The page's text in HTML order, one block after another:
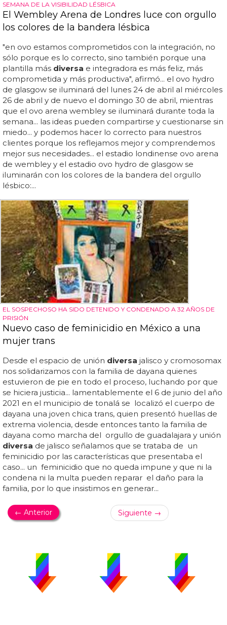
SEMANA DE LA VISIBILIDAD LÉSBICA
El Wembley Arena de Londres luce con orgullo
los colores de la bandera lésbica
"en ovo estamos comprometidos con la integración, no
sólo porque es lo correcto, sino también porque una
plantilla más diversa e integradora es más feliz, más
comprometida y más productiva", afirmó... el ovo hydro
de glasgow se iluminará del lunes 24 de abril al miércoles
26 de abril y de nuevo el domingo 30 de abril, mientras
que el ovo arena wembley se iluminará durante toda la
semana... las ideas pueden compartirse y cuestionarse sin
miedo... y podemos hacer lo correcto para nuestros
clientes porque los reflejamos mejor y comprendemos
mejor sus necesidades... el estadio londinense ovo arena
de wembley y el estadio ovo hydro de glasgow se
iluminarán con los colores de la bandera del orgullo
lésbico:...
EL SOSPECHOSO HA SIDO DETENIDO Y CONDENADO A 32 AÑOS DE
PRISIÓN
Nuevo caso de feminicidio en México a una
mujer trans
Desde el espacio de unión diversa jalisco y cromosomax
nos solidarizamos con la familia de dayana quienes
estuvieron de pie en todo el proceso, luchando por que
se hiciera justicia... lamentablemente el 6 de junio del año
2021 en el municipio de tonalá se localizó el cuerpo de
dayana una joven chica trans, quien presentó huellas de
extrema violencia, desde entonces tanto la familia de
dayana como marcha del orgullo de guadalajara y unión
diversa de jalisco señalamos que se trataba de un
feminicidio por las características que presentaba el
caso... un feminicidio que no queda impune y que ni la
condena ni la multa pueden reparar el daño para la
familia, por lo que insistimos en generar...
← Anterior Siguiente →